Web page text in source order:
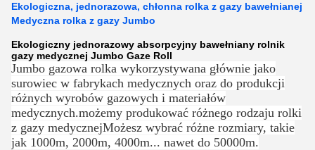
Ekologiczna, jednorazowa, chłonna rolka z gazy bawełnianej
Medyczna rolka z gazy Jumbo
Ekologiczny jednorazowy absorpcyjny bawełniany rolnik
gazy medycznej Jumbo Gaze Roll
Jumbo gazowa rolka wykorzystywana głównie jako
surowiec w fabrykach medycznych oraz do produkcji
różnych wyrobów gazowych i materiałów
medycznych.możemy produkować różnego rodzaju rolki
z gazy medycznejMożesz wybrać różne rozmiary, takie
jak 1000m, 2000m, 4000m... nawet do 50000m.